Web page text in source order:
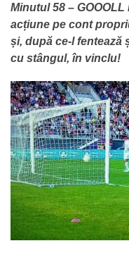
Minutul 58 –
acțiune pe cont
și, după ce-l fentează
cu stângul, în vinclu!